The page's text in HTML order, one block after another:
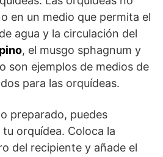
en un medio que permita el
agua y la circulación del
, el musgo sphagnum y
son ejemplos de medios de
para las orquídeas.
preparado, puedes
orquídea. Coloca la
del recipiente y añade el